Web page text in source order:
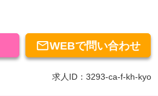
WEBで問い合わせ
求人ID：3293-ca-f-kh-kyo